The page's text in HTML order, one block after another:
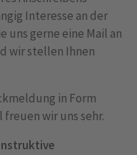
Interesse an der
uns gerne eine Mail an
wir stellen Ihnen
in Form
freuen wir uns sehr.